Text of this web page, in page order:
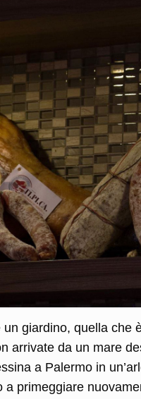
giardino, quella che
arrivate da un mare
a Palermo in
a primeggiare